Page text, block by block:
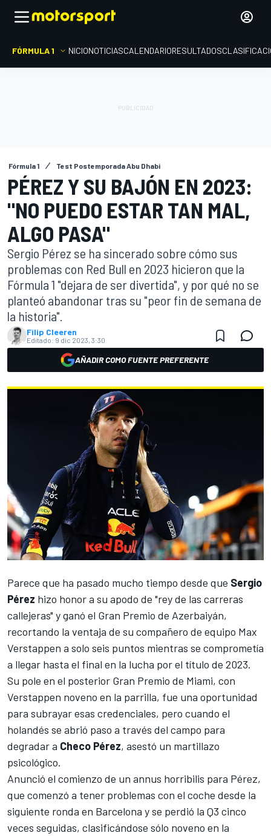
FÓRMULA 1 INICIONOTICIASCALENDARIORESULTADOS
Fórmula 1 Test Postemporada Abu Dhabi
PÉREZ Y SU BAJÓN EN 2023:
"NO PUEDO ESTAR TAN MAL,
ALGO PASA"
Sergio Pérez se ha sincerado sobre cómo sus
problemas con Red Bull en 2023 hicieron que la
Fórmula 1 "dejara de ser divertida", y por qué no se
planteó abandonar tras su "peor fin de semana de
la historia".
Filip Cleeren
Editado: 9 dic 2023, 3:30
AÑADIR COMO FUENTE PREFERENTE
Parece que ha pasado mucho tiempo desde que Sergio
Pérez hizo honor a su apodo de "rey de las carreras
callejeras" y ganó el Gran Premio de Azerbaiyán,
recortando la ventaja de su compañero de equipo Max
Verstappen a solo seis puntos mientras se comprometía
a llegar hasta el final en la lucha por el título de 2023.
Su pole en el posterior Gran Premio de Miami, con
Verstappen noveno en la parrilla, fue una oportunidad
para subrayar esas credenciales, pero cuando el
holandés se abrió paso a través del campo para
degradar a Checo Pérez, asestó un martillazo
psicológico.
Anunció el comienzo de un annus horribilis para Pérez,
que comenzó a tener problemas con el coche desde la
siguiente ronda en Barcelona y se perdió la Q3 cinco
veces seguidas, clasificándose sólo noveno en la